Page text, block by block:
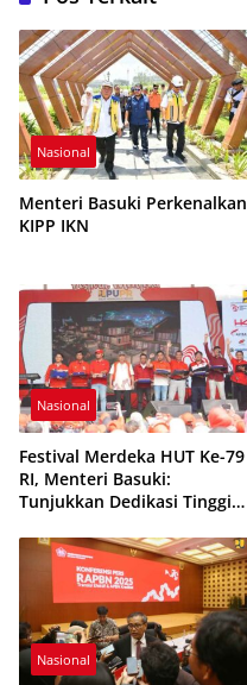
Nasional
Menteri Basuki Perkenalkan
KIPP IKN
Nasional
Festival Mеrdеkа HUT Ke-79
RI, Mеntеrі Bаѕukі:
Tunjukkаn Dеdіkаѕі Tinggi
untuk Indоnеѕіа
Nasional